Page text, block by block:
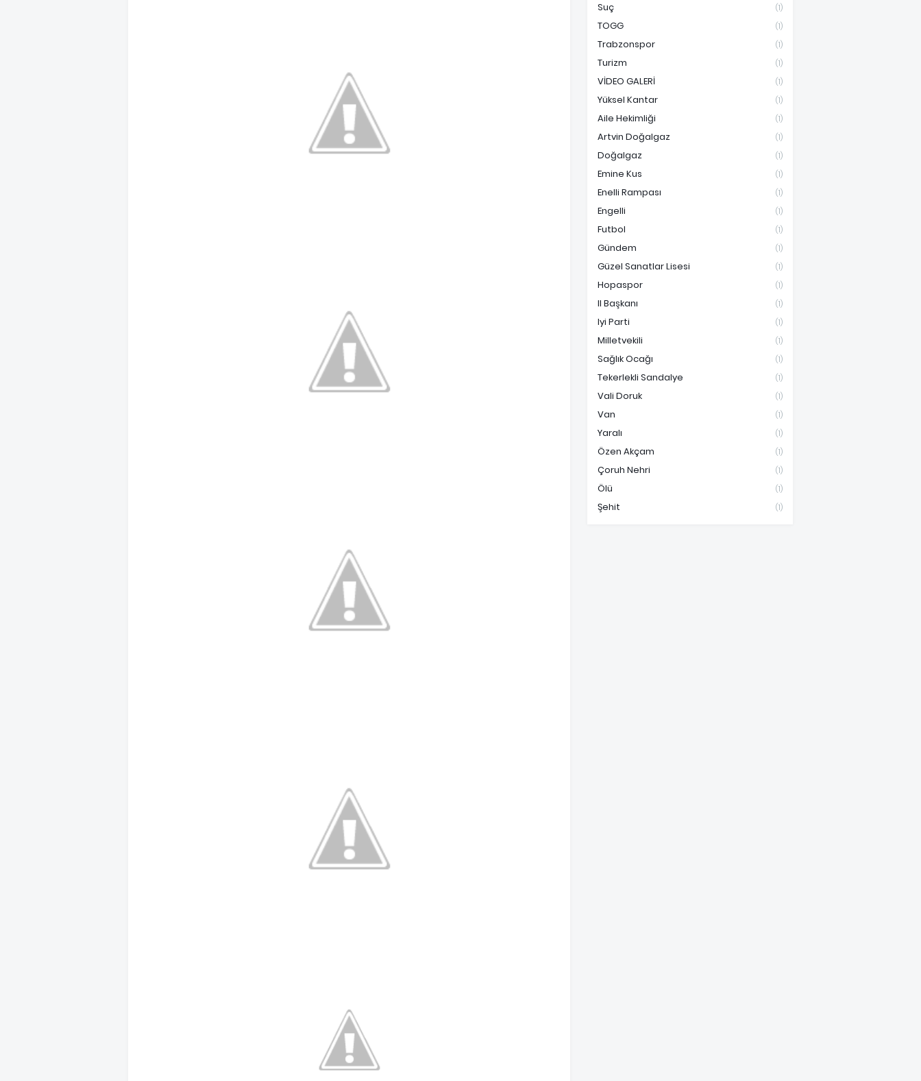
Suç (1)
TOGG (1)
Trabzonspor (1)
Turizm (1)
VİDEO GALERİ (1)
Yüksel Kantar (1)
Aile Hekimliği (1)
Artvin Doğalgaz (1)
Doğalgaz (1)
Emine Kus (1)
Enelli Rampası (1)
Engelli (1)
Futbol (1)
Gündem (1)
Güzel Sanatlar Lisesi (1)
Hopaspor (1)
Il Başkanı (1)
Iyi Parti (1)
Milletvekili (1)
Sağlık Ocağı (1)
Tekerlekli Sandalye (1)
Vali Doruk (1)
Van (1)
Yaralı (1)
Özen Akçam (1)
Çoruh Nehri (1)
Ölü (1)
Şehit (1)